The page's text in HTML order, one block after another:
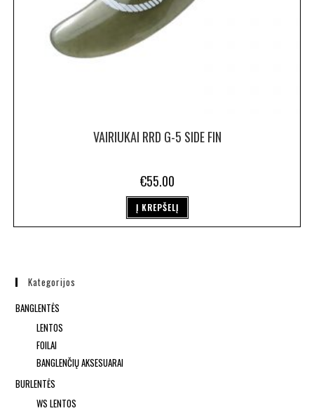
VAIRIUKAI RRD G-5 SIDE FIN
€55.00
Į KREPŠELĮ
Kategorijos
BANGLENTĖS
LENTOS
FOILAI
BANGLENČIŲ AKSESUARAI
BURLENTĖS
WS LENTOS